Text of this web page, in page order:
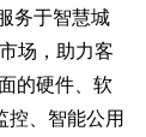
务于智慧城
场，助力客
的硬件、软
、智能公用